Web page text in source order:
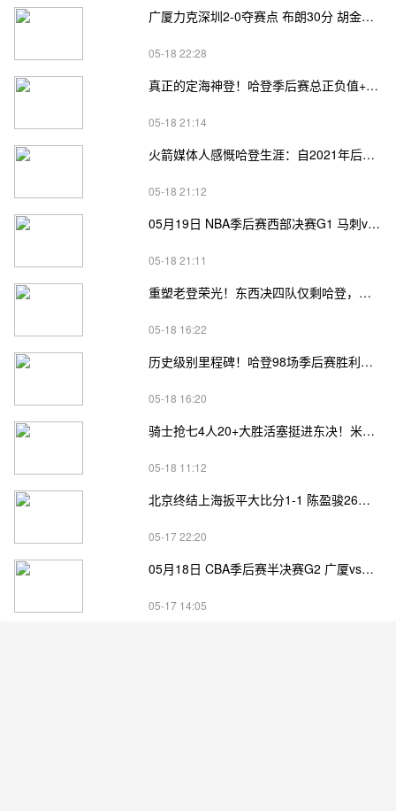
广厦力克深圳2-0夺赛点 布朗30分 胡金秋17+8 贺希宁18分
05-18 22:28
真正的定海神登！哈登季后赛总正负值+62、次轮+32，双数据领跑骑士全队
05-18 21:14
火箭媒体人感慨哈登生涯：自2021年后，终于体验躺赢晋级滋味
05-18 21:12
05月19日 NBA季后赛西部决赛G1 马刺vs雷霆直播前瞻分析
05-18 21:11
重塑老登荣光！东西决四队仅剩哈登，高龄坚守续写传奇
05-18 16:22
历史级别里程碑！哈登98场季后赛胜利，追平马龙并列无冠球员历史第一
05-18 16:20
骑士抢七4人20+大胜活塞挺进东决！米切尔26+7 阿伦23分 梅里尔23分 詹金斯17分
05-18 11:12
北京终结上海扳平大比分1-1 陈盈骏26分 杰曼22分 古德温32分
05-17 22:20
05月18日 CBA季后赛半决赛G2 广厦vs深圳直播前瞻分析
05-17 14:05